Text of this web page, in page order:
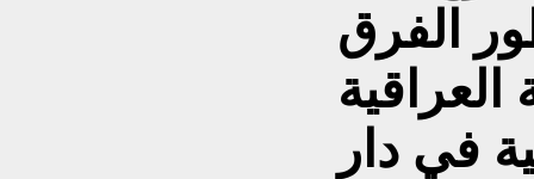
الفرق
في دار